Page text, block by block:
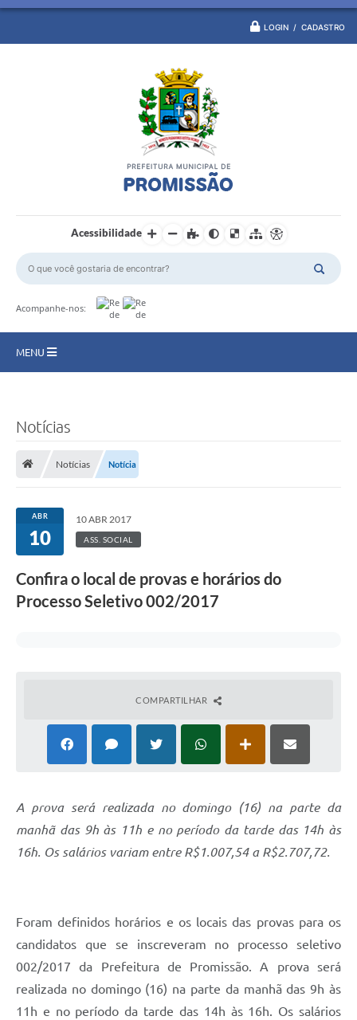
LOGIN / CADASTRO
Acessibilidade
Acompanhe-nos:
MENU
Turismo
Ouvidoria
Balcão de Empregos
Editais
Plano Municipal - Agricultura e Meio
Tributos
Agenda
Reforma Agrária
Notícias
Notícias Notícia
ABR
10
10 ABR 2017
ASS. SOCIAL
Confira o local de provas e horários do
Processo Seletivo 002/2017
COMPARTILHAR
A prova será realizada no domingo (16) na parte da
manhã das 9h às 11h e no período da tarde das 14h às
16h. Os salários variam entre R$1.007,54 a R$2.707,72.
Foram definidos horários e os locais das provas para os
candidatos que se inscreveram no processo seletivo
002/2017 da Prefeitura de Promissão. A prova será
realizada no domingo (16) na parte da manhã das 9h às
11h e no período da tarde das 14h às 16h. Os salários